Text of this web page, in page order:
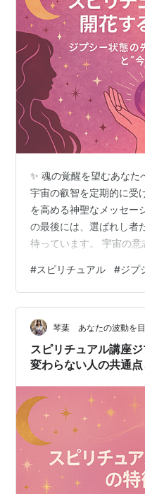
✨ 魂の覚醒を望むあなた
宇宙の叡智を定期的に受
を高める神聖なメッセー
の最後には、選ばれし者
待っています。 宇宙の意
ただけに特別な【特別な
すので、必ず最後まで読
ュアルに惹かれ始めたあ
く惹かれる」という、軽
世界。エネルギー。波動
「もっと深く知りたい」
#スピリチュアル #ジプ
琴葉 あなたの波動を
スピリチュアル講座
変わらない人の共通